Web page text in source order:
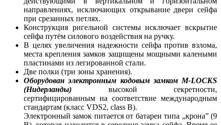
направлениях, исключающих открывание двери сейфа
при срезанных петлях.
Конструкция ригельной системы исключает вскрытие
сейфа путём силового воздействия на ручку.
В целях увеличения надежности сейфа против взлома,
места крепления замков защищены мощными калеными
пластинами из легированной стали.
Две полки (три зоны хранения).
Оборудованэлектронным кодовым замком M-LOCKS
(Нидерланды) высокой секретности,
сертифицированным на соответствие международным
стандартам (класс VDS2, class B).
Электронный замок питается от батареи типа „крона” (9